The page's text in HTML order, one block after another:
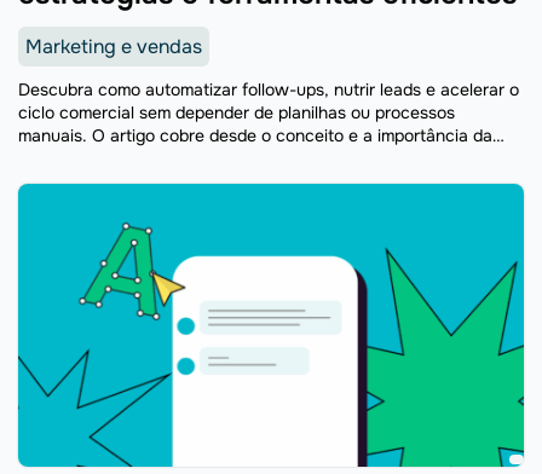
Marketing e vendas
Descubra como automatizar follow-ups, nutrir leads e acelerar o
ciclo comercial sem depender de planilhas ou processos
manuais. O artigo cobre desde o conceito e a importância da
com dicas práticas para aumentar a eficiência do seu time de